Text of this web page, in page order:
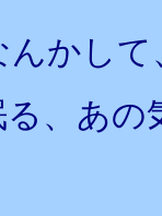
かして
、あの